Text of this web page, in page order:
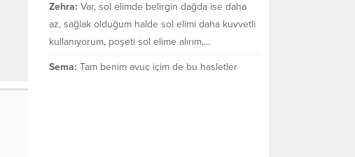
Zehra: Var, sol elimde belirgin dağda ise daha
az, sağlak olduğum halde sol elimi daha kuvvetli
kullanıyorum, poşeti sol elime alırım,...
Sema: Tam benim avuç içim de bu hasletler